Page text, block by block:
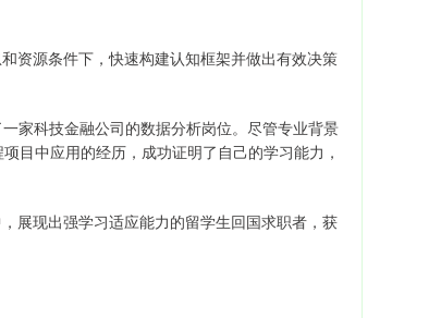
资源条件下，快速构建认知框架并做出有效决策
家科技金融公司的数据分析岗位。尽管专业背景
目中应用的经历，成功证明了自己的学习能力，
展现出强学习适应能力的留学生回国求职者，获